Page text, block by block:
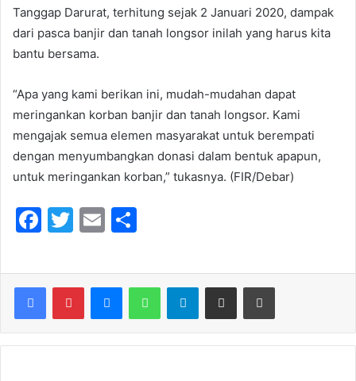
Tanggap Darurat, terhitung sejak 2 Januari 2020, dampak
dari pasca banjir dan tanah longsor inilah yang harus kita
bantu bersama.
“Apa yang kami berikan ini, mudah-mudahan dapat
meringankan korban banjir dan tanah longsor. Kami
mengajak semua elemen masyarakat untuk berempati
dengan menyumbangkan donasi dalam bentuk apapun,
untuk meringankan korban,” tukasnya. (FIR/Debar)
F
c
e
b
o
T
itt
er
E
ai
l
ar
e
Telegram